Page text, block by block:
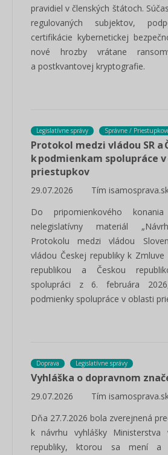
pravidiel v členských štátoch.
regulovaných subjektov,
certifikácie kybernetickej
nové hrozby vrátane
a postkvantovej kryptografie.
Legislatívne správy Správne /
Protokol medzi vládou SR a
k podmienkam spolupráce
priestupkov
29.07.2026
Tím
Do pripomienkového
nelegislatívny materiál
Protokolu medzi vládou
vládou Českej republiky k Zmluve
republikou a Českou
spolupráci z 6. februára
podmienky spolupráce v oblasti
Doprava Legislatívne správy
Vyhláška o dopravnom
29.07.2026
Tím
Dňa 27.7.2026 bola zverejnená
k návrhu vyhlášky Ministerstva
republiky, ktorou sa mení a